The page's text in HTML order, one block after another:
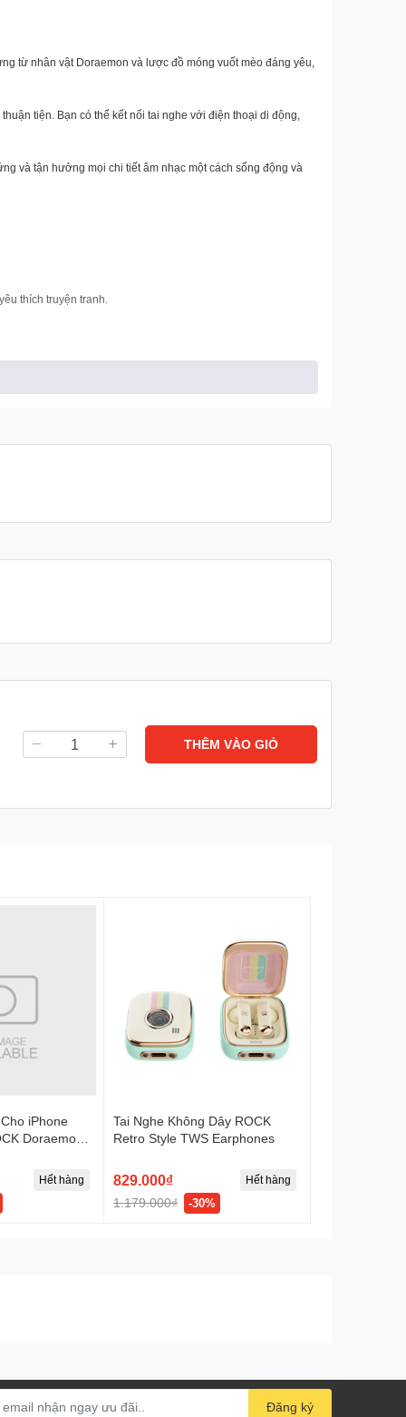
từ nhân vật Doraemon và lược đồ móng vuốt mèo đáng yêu,
tiện. Bạn có thể kết nối tai nghe với điện thoại di động,
và tận hưởng mọi chi tiết âm nhạc một cách sống động và
thích truyện tranh.
THÊM VÀO GIỎ
iPhone
Doraemon
Authentic
Hết hàng
Tai Nghe Không Dây ROCK
Retro Style TWS Earphones
829.000₫
1.179.000₫ -30%
Hết hàng
Đăng ký